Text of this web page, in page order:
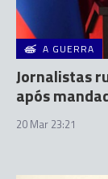
A GUERRA
Jornalistas
após
20 Mar 23:21